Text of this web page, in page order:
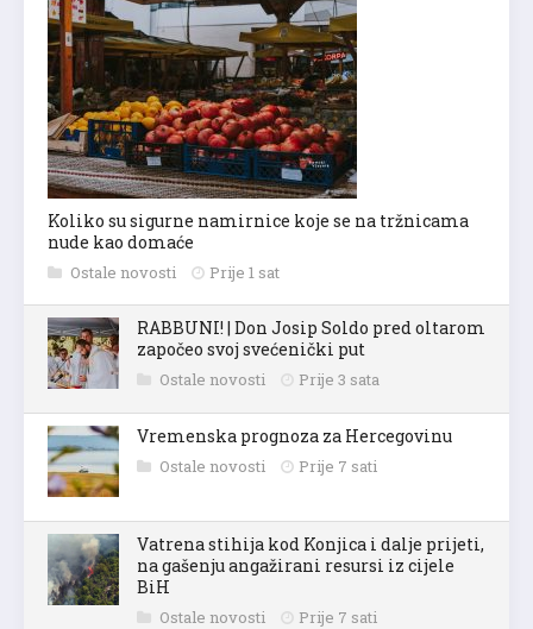
Koliko su sigurne namirnice koje se na tržnicama
nude kao domaće
Ostale novosti Prije 1 sat
RABBUNI! | Don Josip Soldo pred oltarom
započeo svoj svećenički put
Ostale novosti Prije 3 sata
Vremenska prognoza za Hercegovinu
Ostale novosti Prije 7 sati
Vatrena stihija kod Konjica i dalje prijeti,
na gašenju angažirani resursi iz cijele
BiH
Ostale novosti Prije 7 sati